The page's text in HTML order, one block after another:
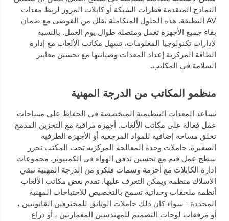
النماذج المتقدمة قطرات الشبكة أو كابلات المرور لربط معدات
AV النظيفة. هذه الحلول المتكاملة تقلل من الفوضى مع ضمان
بقاء جميع الأجهزة تعمل ومتصلة طوال يوم العمل. بالنسبة
لإدارات تكنولوجيا المعلومات، تسهل مكاتب الألعاب مع إدارة
الطاقة المركزية إعداد المعدات وصيانتها مع تحسين معايير
السلامة في المكاتب.
منظمو المكاتب من الدرجة المهنية
تساعد المعدات التنظيمية المتخصصة في الحفاظ على مساحات
عمل فعالة على مكاتب الألعاب. أجهزة مراقبة مع التخزين المدمج
تخلق مساحة إضافية للمواد المرجعية أو الأجهزة الطرفية
الصغيرة. حاملات وحدة المعالجة المركزية تحت المكتب تحرر
سطح عمل قيم مع تحسين تدفق الهواء في الكمبيوتر. مجموعات
إدارة الكابلات مع أحزمة وسمات فلكرو من الدرجة المهنية تبقي
الأسلاك منظمة ويمكن التعرف عليها. تقدم بعض مكاتب الألعاب
أنظمة ملحقات وحداتية تسمح بالتخصيص للاحتياجات المهنية
المحددة - سواء كان ذلك حاملات الوثائق للمحترفين القانونيين ،
أو مرفقات لوحات التصميم للمهندسين المعماريين ، أو ذراع